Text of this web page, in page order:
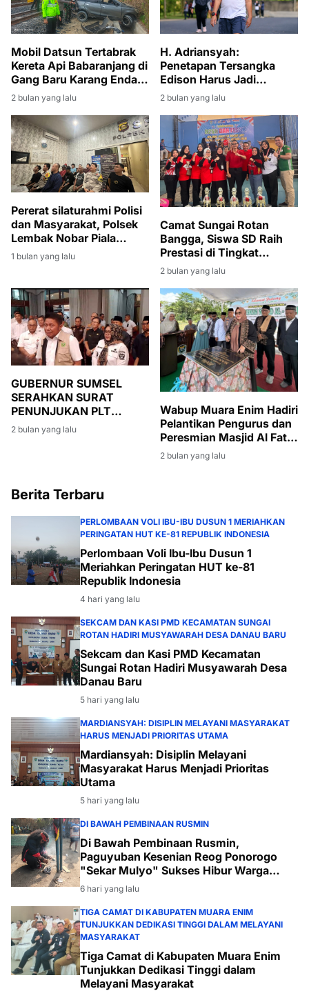
Mobil Datsun Tertabrak
Kereta Api Babaranjang di
Gang Baru Karang Endah,
Sopir Selamat
2 bulan yang lalu
H. Adriansyah:
Penetapan Tersangka
Edison Harus Jadi
Momentum Bersih-Bersih
Korupsi di Muara Enim
2 bulan yang lalu
Pererat silaturahmi Polisi
dan Masyarakat, Polsek
Lembak Nobar Piala
Dunia 2026
1 bulan yang lalu
Camat Sungai Rotan
Bangga, Siswa SD Raih
Prestasi di Tingkat
Kabupaten
2 bulan yang lalu
GUBERNUR SUMSEL
SERAHKAN SURAT
PENUNJUKAN PLT
BUPATI MUARA ENIM,
SUMARNI DIMINTA JAGA
2 bulan yang lalu
Wabup Muara Enim Hadiri
Pelantikan Pengurus dan
Peresmian Masjid Al Fatih
di Lubuk Ampelas
2 bulan yang lalu
Berita Terbaru
PERLOMBAAN VOLI IBU-IBU DUSUN 1 MERIAHKAN
PERINGATAN HUT KE-81 REPUBLIK INDONESIA
Perlombaan Voli Ibu-Ibu Dusun 1
Meriahkan Peringatan HUT ke-81
Republik Indonesia
4 hari yang lalu
SEKCAM DAN KASI PMD KECAMATAN SUNGAI
ROTAN HADIRI MUSYAWARAH DESA DANAU BARU
Sekcam dan Kasi PMD Kecamatan
Sungai Rotan Hadiri Musyawarah Desa
Danau Baru
5 hari yang lalu
MARDIANSYAH: DISIPLIN MELAYANI MASYARAKAT
HARUS MENJADI PRIORITAS UTAMA
Mardiansyah: Disiplin Melayani
Masyarakat Harus Menjadi Prioritas
Utama
5 hari yang lalu
DI BAWAH PEMBINAAN RUSMIN
Di Bawah Pembinaan Rusmin,
Paguyuban Kesenian Reog Ponorogo
"Sekar Mulyo" Sukses Hibur Warga
Desa Payabakal
6 hari yang lalu
TIGA CAMAT DI KABUPATEN MUARA ENIM
TUNJUKKAN DEDIKASI TINGGI DALAM MELAYANI
MASYARAKAT
Tiga Camat di Kabupaten Muara Enim
Tunjukkan Dedikasi Tinggi dalam
Melayani Masyarakat